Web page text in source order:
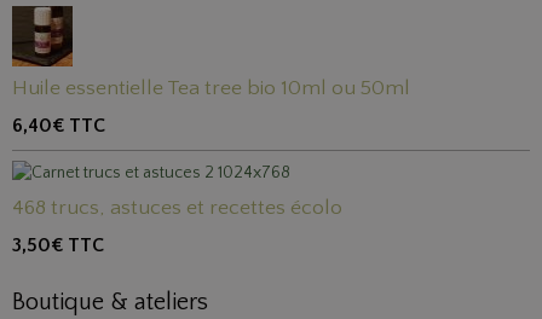
Huile essentielle Tea tree bio 10ml ou 50ml
6,40€ TTC
468 trucs, astuces et recettes écolo
3,50€ TTC
Boutique & ateliers